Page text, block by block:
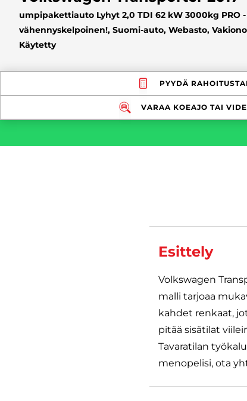
umpipakettiauto Lyhyt 2,0 TDI 62 kW 3000kg
vähennyskelpoinen!, Suomi-auto, Webasto,
Käytetty
PYYDÄ
VARAA KOEAJO TAI
Esittely
Volkswagen
malli tarjoaa
kahdet renkaat,
pitää sisätilat
Tavaratilan
menopelisi, ota